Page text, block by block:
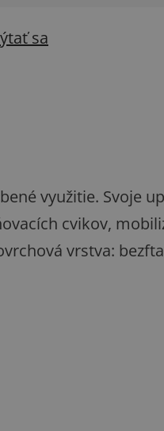
sa
využitie. Svoje
cvikov,
vrstva: